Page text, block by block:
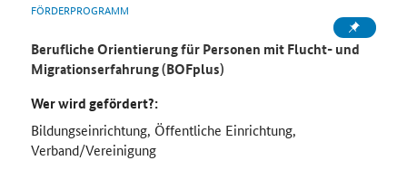
FÖRDERPROGRAMM
Berufliche Orientierung für Personen mit Flucht- und
Migrationserfahrung (BOFplus)
Wer wird gefördert?:
Bildungseinrichtung, Öffentliche Einrichtung,
Verband/Vereinigung